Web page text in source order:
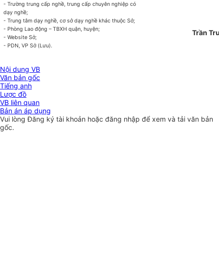
- Trường trung cấp nghề, trung cấp chuyên nghiệp có
dạy nghề;
- Trung tâm dạy nghề, cơ sở dạy nghề khác thuộc Sở;
- Phòng Lao động – TBXH quận, huyện;
- Website Sở;
- PDN, VP Sở (Lưu).
Trần
Nội dung VB
Văn bản gốc
Tiếng anh
Lược đồ
VB liên quan
Bản án áp dụng
Vui lòngĐăng ký tài khoản hoặc đăng nhập để xem và tải văn bản
gốc.